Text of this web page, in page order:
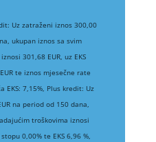
Uz zatraženi iznos 300,00
ukupan iznos sa svim
301,68 EUR, uz EKS
te iznos mjesečne rate
EKS: 7,15%, Plus kredit: Uz
na period od 150 dana,
troškovima iznosi
0,00% te EKS 6,96 %,